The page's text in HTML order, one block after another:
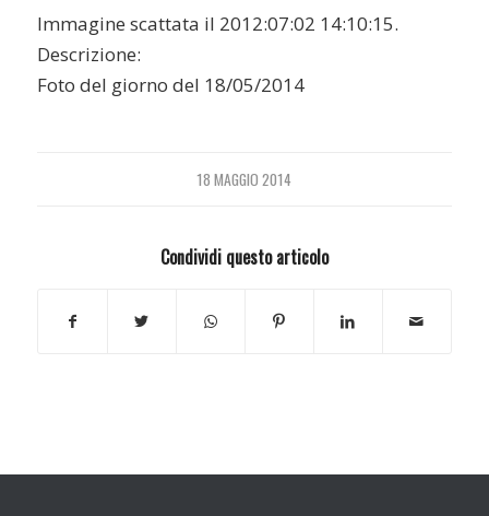
Immagine scattata il 2012:07:02 14:10:15.
Descrizione:
Foto del giorno del 18/05/2014
18 MAGGIO 2014
Condividi questo articolo